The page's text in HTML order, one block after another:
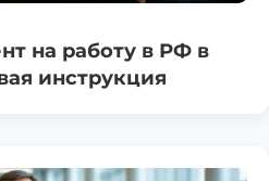
на работу в РФ в
инструкция